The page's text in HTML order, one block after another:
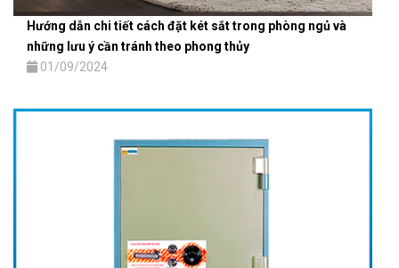
Hướng dẫn chi tiết cách đặt két sắt trong phòng ngủ và
những lưu ý cần tránh theo phong thủy
01/09/2024